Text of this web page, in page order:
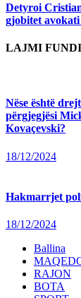
Detyroi
gjobitet avokati
LAJMI
Nëse është
përgjegjësi
Kovaçevski?
18/12/2024
Hakmarrjet
18/12/2024
Ballina
RAJON
BOTA